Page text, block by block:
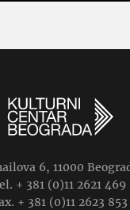
6, 11000
+ 381 (0)11 2621 469
+ 381 (0)11 2623 853